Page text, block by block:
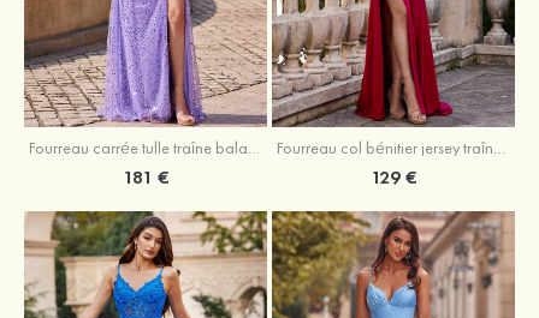
Fourreau carrée tulle traîne balayage robe de bal
181 €
Fourreau col bénitier jersey traîne balayage robe de bal
129 €